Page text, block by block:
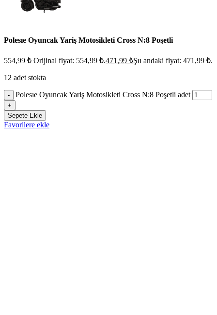
Polesıe Oyuncak Yariş Motosikleti Cross N:8 Poşetli
554,99₺ Orijinal fiyat: 554,99 ₺.471,99 ₺Şu andaki fiyat: 471,99 ₺.
12 adet stokta
- Polesıe Oyuncak Yariş Motosikleti Cross N:8 Poşetli adet
+
Sepete Ekle
Favorilere ekle